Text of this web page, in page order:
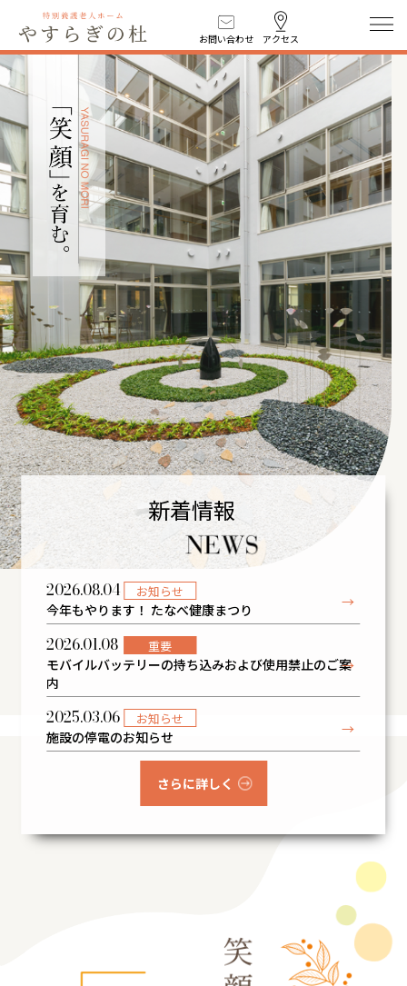
お問い合わせ アクセス
新着情報
2026.08.04 お知らせ
今年もやります！ たなべ健康まつり
2026.01.08 重要
モバイルバッテリーの持ち込みおよび使用禁止のご案
内
2025.03.06 お知らせ
施設の停電のお知らせ
さらに詳しく